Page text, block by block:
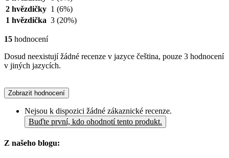
2 hvězdičky 1 (6%)
1 hvězdička 3 (20%)
15 hodnocení
Dosud neexistují žádné recenze v jazyce čeština, pouze 3 hodnocení
v jiných jazycích.
Zobrazit hodnocení
Nejsou k dispozici žádné zákaznické recenze.
Buďte první, kdo ohodnotí tento produkt.
Z našeho blogu: